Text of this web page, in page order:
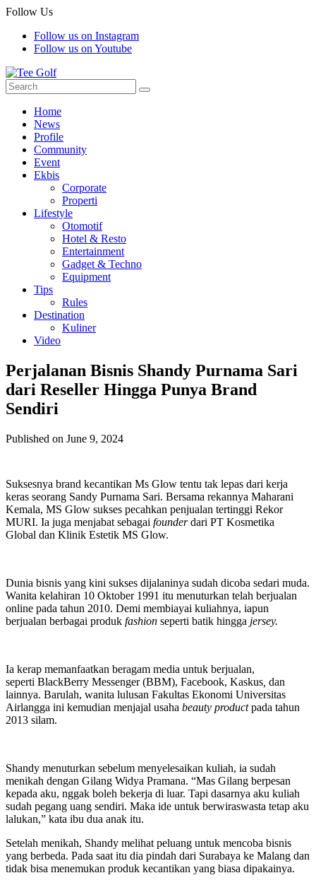
Follow Us
Follow us on Instagram
Follow us on Youtube
Home
News
Profile
Community
Event
Ekbis
Corporate
Properti
Lifestyle
Otomotif
Hotel & Resto
Entertainment
Gadget & Techno
Equipment
Tips
Rules
Destination
Kuliner
Video
Perjalanan Bisnis Shandy Purnama Sari
dari Reseller Hingga Punya Brand
Sendiri
Published on June 9, 2024
Suksesnya brand kecantikan Ms Glow tentu tak lepas dari kerja
keras seorang Sandy Purnama Sari. Bersama rekannya Maharani
Kemala, MS Glow sukses pecahkan penjualan tertinggi Rekor
MURI. Ia juga menjabat sebagai founderdari PT Kosmetika
Global dan Klinik Estetik MS Glow.
Dunia bisnis yang kini sukses dijalaninya sudah dicoba sedari muda.
Wanita kelahiran 10 Oktober 1991 itu menuturkan telah berjualan
online pada tahun 2010. Demi membiayai kuliahnya, iapun
berjualan berbagai produk fashion seperti batik hingga jersey.
Ia kerap memanfaatkan beragam media untuk berjualan,
seperti BlackBerry Messenger (BBM), Facebook, Kaskus dan
lainnya. Barulah, wanita lulusan Fakultas Ekonomi Universitas
Airlangga ini kemudian menjajal usaha beauty productpada tahun
2013 silam.
Shandy menuturkan sebelum menyelesaikan kuliah, ia sudah
menikah dengan Gilang Widya Pramana. “Mas Gilang berpesan
kepada aku, nggak boleh bekerja di luar. Tapi dasarnya aku kuliah
sudah pegang uang sendiri. Maka ide untuk berwiraswasta tetap aku
lalukan,” kata ibu dua anak itu.
Setelah menikah, Shandy melihat peluang untuk mencoba bisnis
yang berbeda. Pada saat itu dia pindah dari Surabaya ke Malang dan
tidak bisa menemukan produk kecantikan yang biasa dipakainya.